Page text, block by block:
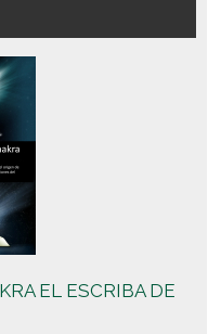
EL ESCRIBA DE